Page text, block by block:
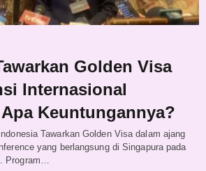
Golden Visa
Internasional
Keuntungannya?
Tawarkan Golden Visa dalam ajang
yang berlangsung di Singapura pada
Program…